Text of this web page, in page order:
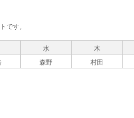
です。
水 木
森野 村田